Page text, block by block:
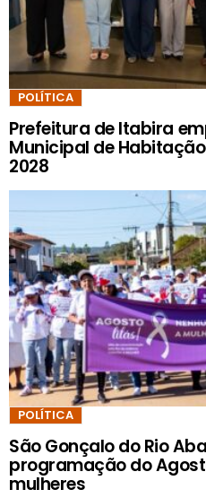
POLÍTICA
Prefeitura de Itabira
Municipal de
2028
POLÍTICA
São Gonçalo do Rio
programação do
mulheres